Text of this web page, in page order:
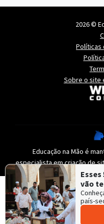
vão te
país-
2026 ©
Políticas
Sobre o site
Educação na Mão é
especialista emcriação de